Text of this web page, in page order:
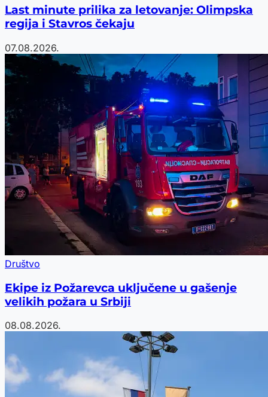
Last minute prilika za letovanje: Olimpska
regija i Stavros čekaju
07.08.2026.
Društvo
Ekipe iz Požarevca uključene u gašenje
velikih požara u Srbiji
08.08.2026.